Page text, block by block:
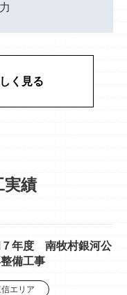
く見る
実績
年度 南牧村銀河公
備工事
エリア